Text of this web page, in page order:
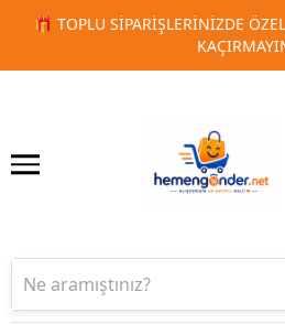
🚀 KURUMSAL
1 2